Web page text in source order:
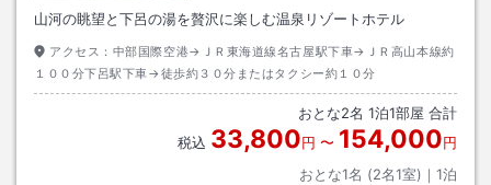
山河の眺望と下呂の湯を贅沢に楽しむ温泉リゾートホテル
アクセス： 中部国際空港→ＪＲ東海道線名古屋駅下車→ＪＲ高山本線約
１００分下呂駅下車→徒歩約３０分またはタクシー約１０分
おとな2名 1泊1部屋 合計
税込 33,800円 〜 154,000円
おとな1名 (2名1室)｜ 1泊